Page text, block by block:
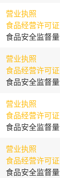
营业执照
食品经营许可证
食品安全监督
营业执照
食品经营许可证
食品安全监督
营业执照
食品经营许可证
食品安全监督
营业执照
食品经营许可证
食品安全监督